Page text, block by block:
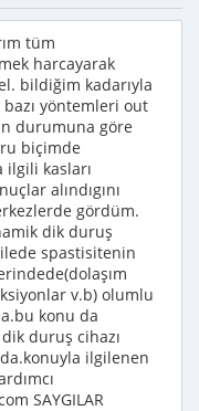
tüm
harcayarak
bildiğim kadarıyla
yöntemleri out
durumuna göre
biçimde
ilgili kasları
alındıgını
gördüm.
dik duruş
spastisitenin
v.b) olumlu
konu da
duruş cihazı
ilgilenen
SAYGILAR